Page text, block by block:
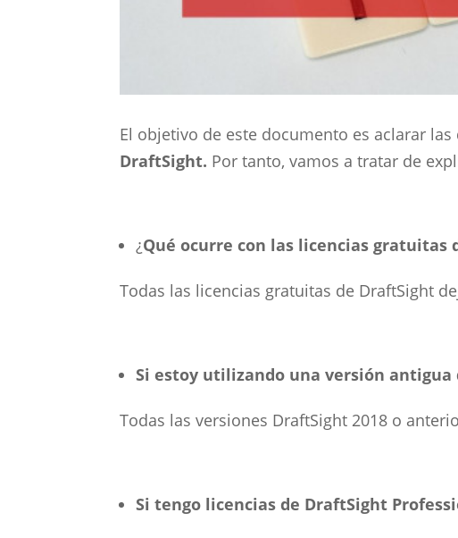
El objetivo de este documento es aclarar
DraftSight. Por tanto, vamos a tratar de
¿Qué ocurre con las licencias gratuitas
Todas las licencias gratuitas de DraftSight
Si estoy utilizando una versión
Todas las versiones DraftSight 2018 o
Si tengo licencias de DraftSight